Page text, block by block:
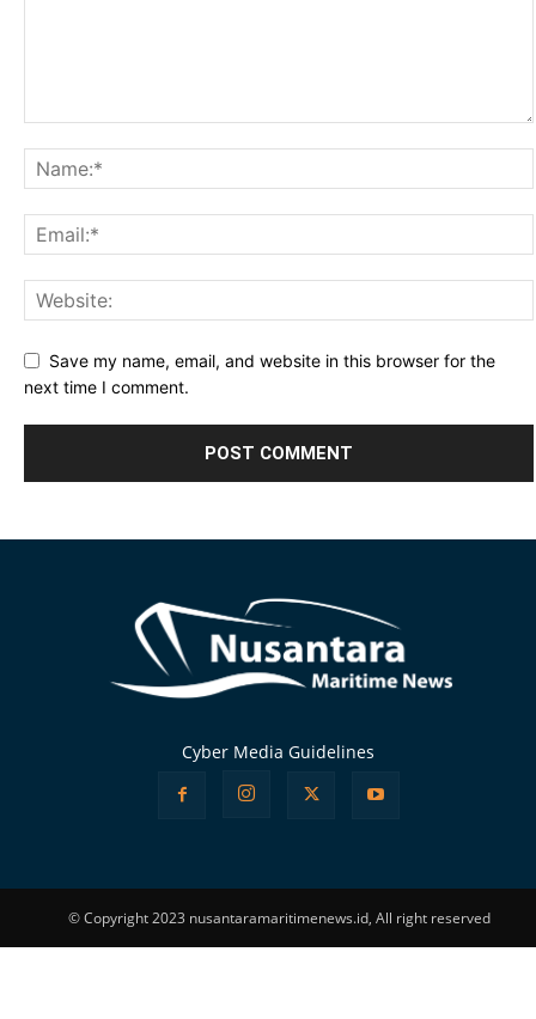
Save my name, email, and website in this browser for the
next time I comment.
Cyber Media Guidelines
© Copyright 2023 nusantaramaritimenews.id, All right reserved